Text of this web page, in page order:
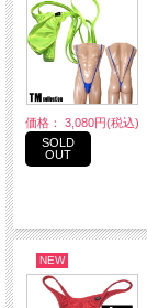
価格： 3,080円(税込)
SOLD
OUT
NEW